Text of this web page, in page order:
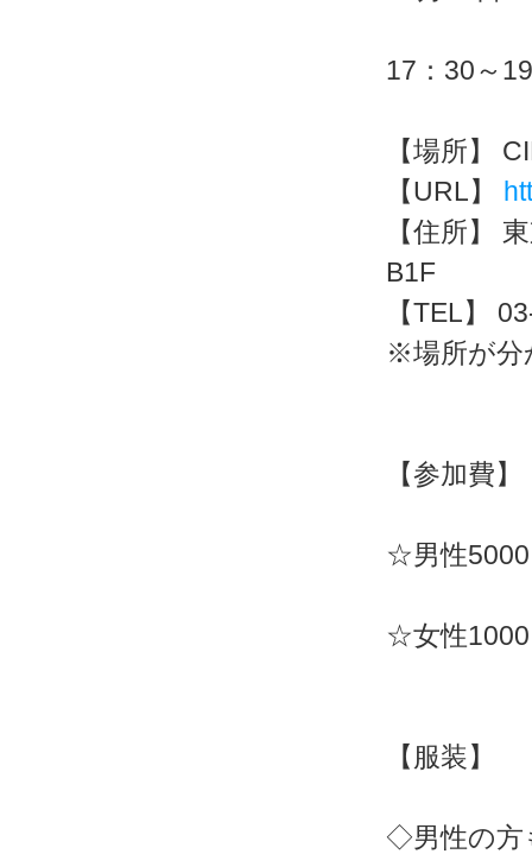
17：30～
【場所】
【URL】
【住所】
B1F
【TEL】
※場所が分
【参加費】
☆男性
☆女性
【服装】
◇男性の方